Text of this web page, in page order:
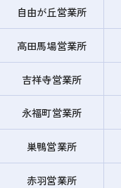
自由が丘営業所
高田馬場営業所
吉祥寺営業所
永福町営業所
巣鴨営業所
赤羽営業所